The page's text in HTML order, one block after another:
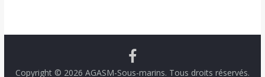
Copyright © 2026 AGASM-Sous-marins. Tous droits réservés.